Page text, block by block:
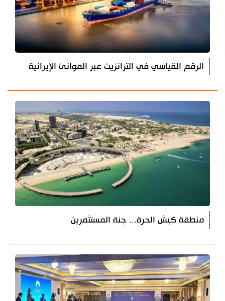
الرقم القياسي في الترانزيت عبر الموانئ الإيرانية
منطقة كيش الحرة... جنة المستثمرين